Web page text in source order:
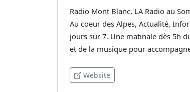
Radio Mont Blanc, LA Radio au
Au coeur des Alpes, Actualité,
jours sur 7. Une matinale dès 5h
et de la musique pour
Website